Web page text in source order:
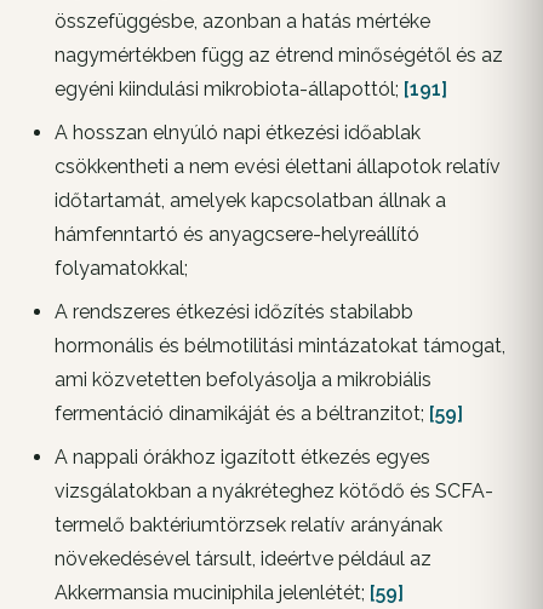
összefüggésbe, azonban a hatás mértéke
nagymértékben függ az étrend minőségétől és az
egyéni kiindulási mikrobiota-állapottól; [191]
A hosszan elnyúló napi étkezési időablak
csökkentheti a nem evési élettani állapotok relatív
időtartamát, amelyek kapcsolatban állnak a
hámfenntartó és anyagcsere-helyreállító
folyamatokkal;
A rendszeres étkezési időzítés stabilabb
hormonális és bélmotilitási mintázatokat támogat,
ami közvetetten befolyásolja a mikrobiális
fermentáció dinamikáját és a béltranzitot; [59]
A nappali órákhoz igazított étkezés egyes
vizsgálatokban a nyákréteghez kötődő és SCFA-
termelő baktériumtörzsek relatív arányának
növekedésével társult, ideértve például az
Akkermansia muciniphila jelenlétét; [59]